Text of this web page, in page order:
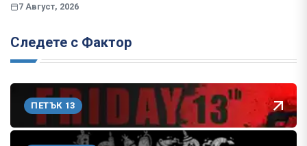
7 Август, 2026
Следете с Фактор
ПЕТЪК 13